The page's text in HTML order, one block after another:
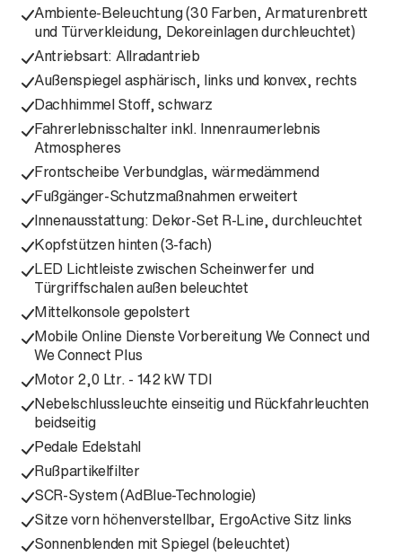
Ambiente-Beleuchtung (30 Farben, Armaturenbrett
und Türverkleidung, Dekoreinlagen durchleuchtet)
Antriebsart: Allradantrieb
Außenspiegel asphärisch, links und konvex, rechts
Dachhimmel Stoff, schwarz
Fahrerlebnisschalter inkl. Innenraumerlebnis
Atmospheres
Frontscheibe Verbundglas, wärmedämmend
Fußgänger-Schutzmaßnahmen erweitert
Innenausstattung: Dekor-Set R-Line, durchleuchtet
Kopfstützen hinten (3-fach)
LED Lichtleiste zwischen Scheinwerfer und
Türgriffschalen außen beleuchtet
Mittelkonsole gepolstert
Mobile Online Dienste Vorbereitung We Connect und
We Connect Plus
Motor 2,0 Ltr. - 142 kW TDI
Nebelschlussleuchte einseitig und Rückfahrleuchten
beidseitig
Pedale Edelstahl
Rußpartikelfilter
SCR-System (AdBlue-Technologie)
Sitze vorn höhenverstellbar, ErgoActive Sitz links
Sonnenblenden mit Spiegel (beleuchtet)